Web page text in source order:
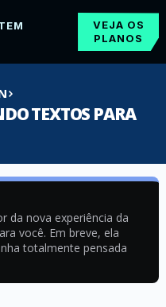
VEJA OS
PLANOS
TEXTOS PARA
da nova experiência da
você. Em breve, ela
totalmente pensada